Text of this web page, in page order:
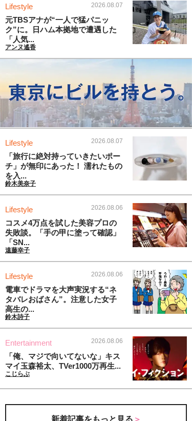
Lifestyle 2026.08.07
元TBSアナが“一人で猛パニッ
ク”に。日ハム本拠地で遭遇した
「人気...
アンヌ遙香
Lifestyle 2026.08.07
「旅行に絶対持っていきたいポー
チ」が無印にあった！ 濡れたもの
を入...
鈴木美奈子
Lifestyle 2026.08.06
コスメ4万点を試した美容プロの
失敗談。「手の甲に塗って確認」
「SN...
遠藤幸子
Lifestyle 2026.08.06
電車でドラマを大声実況する“ネ
タバレおばさん”。注意した女子
高生の...
鈴木詩子
Entertainment 2026.08.06
「俺、マジで向いてないな」キス
マイ玉森裕太、TVer1000万再生...
こじらぶ
新着記事をもっと見る